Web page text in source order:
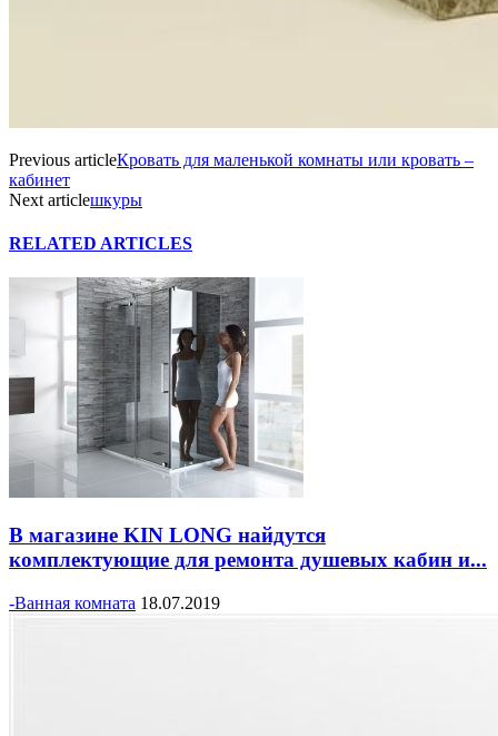
Previous articleКровать для маленькой комнаты или кровать –
кабинет
Next articleшкуры
RELATED ARTICLES
В магазине KIN LONG найдутся
комплектующие для ремонта душевых кабин и...
-Ванная комната 18.07.2019